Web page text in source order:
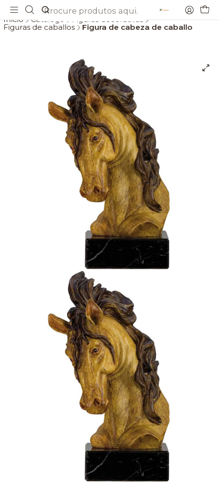
Início Catálogo
Figuras de caballos
Figura de cabeza de caballo